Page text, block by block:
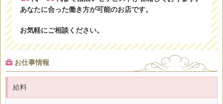
あなたに合った働き方が可能のお店です。
お気軽にご相談ください。
お仕事情報
給料